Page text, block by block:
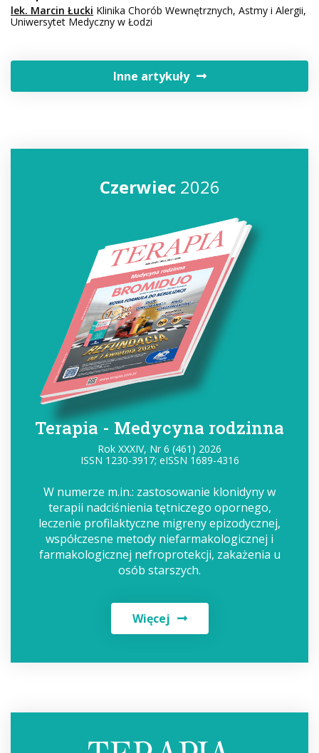
lek. Marcin Łucki Klinika Chorób Wewnętrznych, Astmy i Alergii,
Uniwersytet Medyczny w Łodzi
Inne artykuły
Czerwiec2026
Terapia - Medycyna rodzinna
Rok XXXIV, Nr 6 (461) 2026
ISSN 1230-3917; eISSN 1689-4316
W numerze m.in.: zastosowanie klonidyny w
terapii nadciśnienia tętniczego opornego,
leczenie profilaktyczne migreny epizodycznej,
współczesne metody niefarmakologicznej i
farmakologicznej nefroprotekcji, zakażenia u
osób starszych.
Więcej